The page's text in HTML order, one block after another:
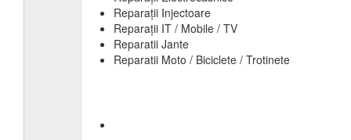
Reparații Injectoare
Reparații IT / Mobile / TV
Reparatii Jante
Reparatii Moto / Biciclete / Trotinete